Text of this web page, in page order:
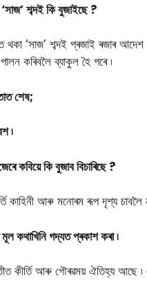
শব্দই কি বুজাইছে ?
থকা ‘সাজ’ শব্দই প্ৰজাই ৰজাৰ
কৰিবলৈ ব্যাকুল হৈ পৰে ৷
শেষ;
৷
কবিয়ে কি বুজাব বিচাৰিছে ?
কাহিনী আৰু মনােৰম ৰূপ দৃশ্য
কথাখিনি গদ্যত প্ৰকাশ কৰা ৷
কীর্তি আৰু গৌৰৱময় ঐতিহ্য আছে ৷